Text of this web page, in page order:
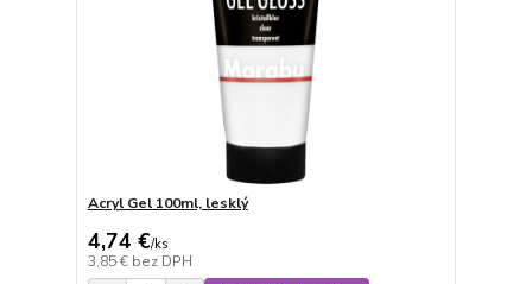
Acryl Gel 100ml, lesklý
4,74 €/ks
3,85 € bez DPH